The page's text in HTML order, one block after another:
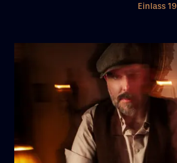
Einlass 19